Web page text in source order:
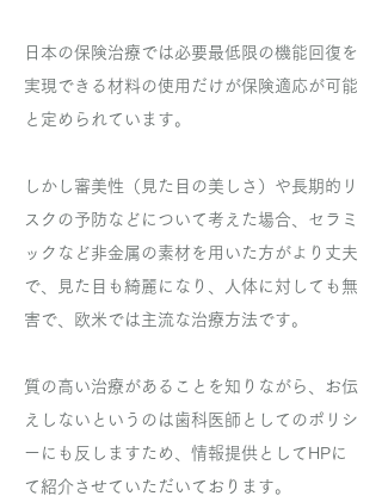
日本の保険治療では必要最低限の機能回復を
実現できる材料の使用だけが保険適応が可能
と定められています。
しかし審美性（見た目の美しさ）や長期的リ
スクの予防などについて考えた場合、セラミ
ックなど非金属の素材を用いた方がより丈夫
で、見た目も綺麗になり、人体に対しても無
害で、欧米では主流な治療方法です。
質の高い治療があることを知りながら、お伝
えしないというのは歯科医師としてのポリシ
ーにも反しますため、情報提供としてHPに
て紹介させていただいております。